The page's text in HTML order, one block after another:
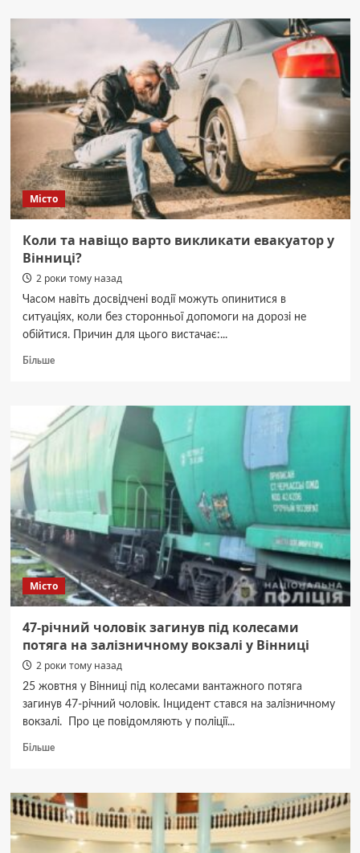
“мами”
чоловіка
та
зворушливо
звернулася
нього
(фото)
Місто
Коли та навіщо варто викликати евакуатор у
Вінниці?
2 роки тому назад
Часом навіть досвідчені водії можуть опинитися в
ситуаціях, коли без сторонньої допомоги на дорозі не
обійтися. Причин для цього вистачає:...
БільшеДокладніше
навіщо
варто
Місто
47-річний чоловік загинув під колесами
потяга на залізничному вокзалі у Вінниці
2 роки тому назад
25 жовтня у Вінниці під колесами вантажного потяга
загинув 47-річний чоловік. Інцидент стався на залізничному
вокзалі. Про це повідомляють у поліції...
БільшеДокладніше
річний
чоловік
загинув
під